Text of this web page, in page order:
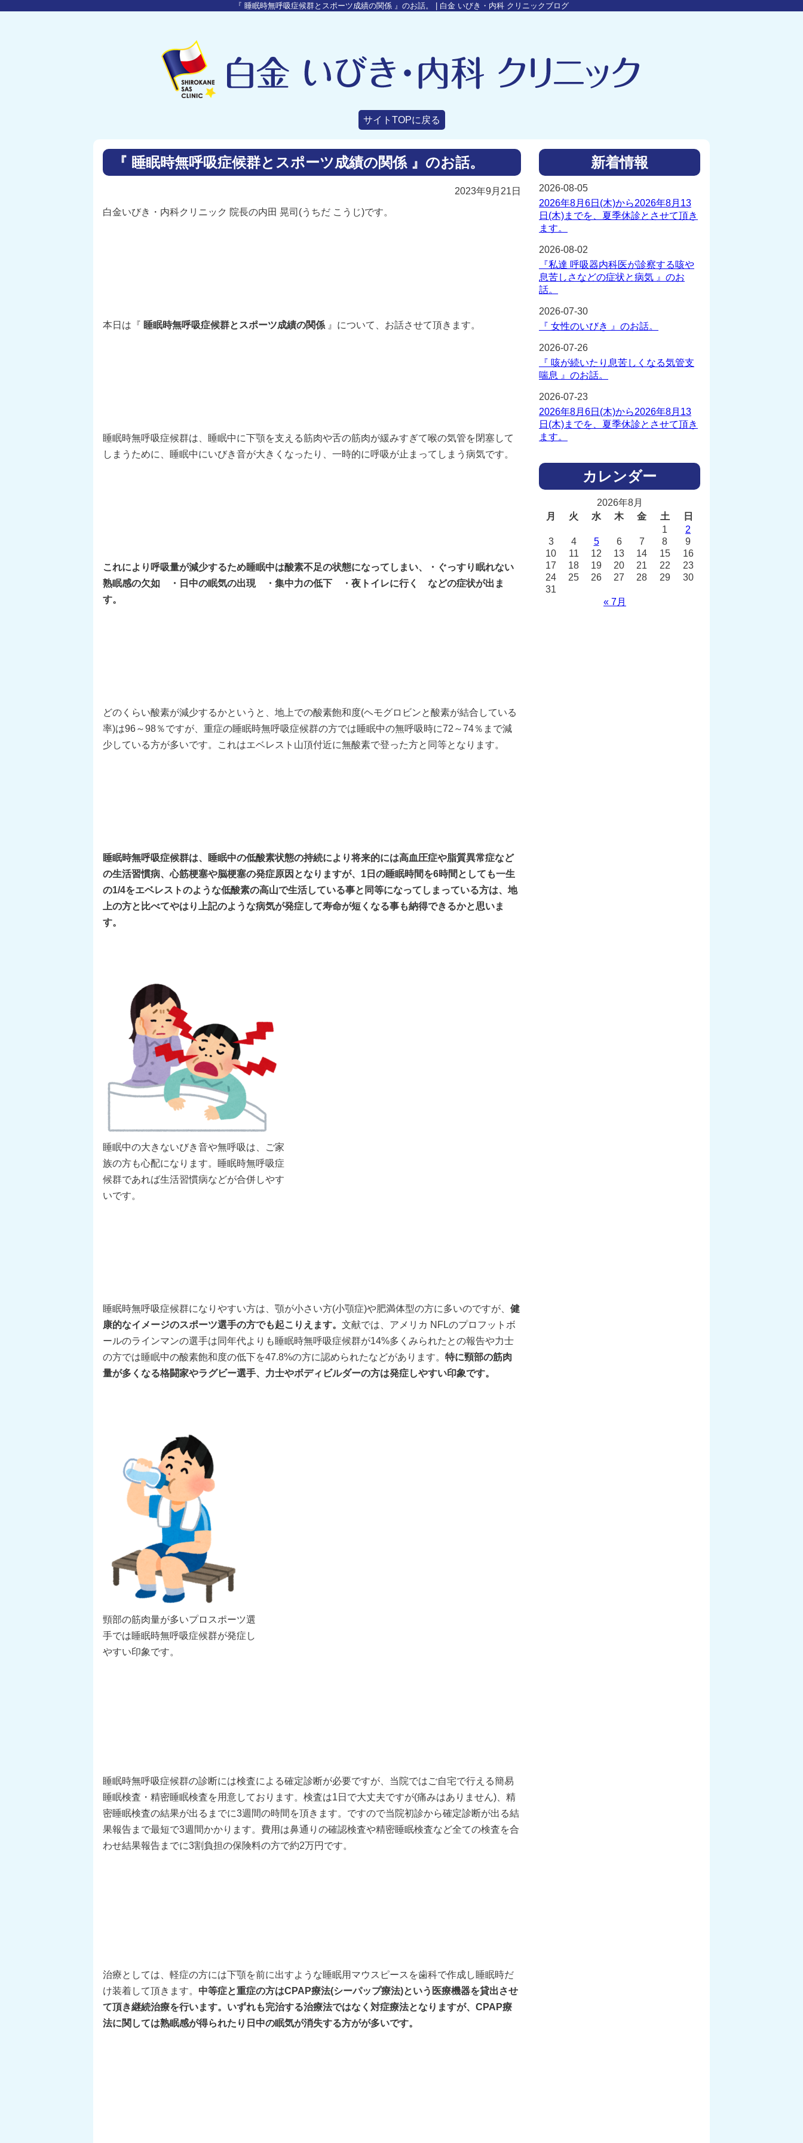
『 睡眠時無呼吸症候群とスポーツ成績の関係 』のお話。 | 白金 いびき・内科 クリニックブログ
サイトTOPに戻る
『 睡眠時無呼吸症候群とスポーツ成績の関係 』のお話。
2023年9月21日
白金いびき・内科クリニック 院長の内田 晃司(うちだ こうじ)です。
本日は『 睡眠時無呼吸症候群とスポーツ成績の関係 』について、お話させて頂きます。
睡眠時無呼吸症候群は、睡眠中に下顎を支える筋肉や舌の筋肉が緩みすぎて喉の気管を閉塞して
しまうために、睡眠中にいびき音が大きくなったり、一時的に呼吸が止まってしまう病気です。
これにより呼吸量が減少するため睡眠中は酸素不足の状態になってしまい、・ぐっすり眠れない
熟眠感の欠如 ・日中の眠気の出現 ・集中力の低下 ・夜トイレに行く などの症状が出ま
す。
どのくらい酸素が減少するかというと、地上での酸素飽和度(ヘモグロビンと酸素が結合している
率)は96～98％ですが、重症の睡眠時無呼吸症候群の方では睡眠中の無呼吸時に72～74％まで減
少している方が多いです。これはエベレスト山頂付近に無酸素で登った方と同等となります。
睡眠時無呼吸症候群は、睡眠中の低酸素状態の持続により将来的には高血圧症や脂質異常症など
の生活習慣病、心筋梗塞や脳梗塞の発症原因となりますが、1日の睡眠時間を6時間としても一生
の1/4をエベレストのような低酸素の高山で生活している事と同等になってしまっている方は、地
上の方と比べてやはり上記のような病気が発症して寿命が短くなる事も納得できるかと思いま
す。
睡眠中の大きないびき音や無呼吸は、ご家
族の方も心配になります。睡眠時無呼吸症
候群であれば生活習慣病などが合併しやす
いです。
睡眠時無呼吸症候群になりやすい方は、顎が小さい方(小顎症)や肥満体型の方に多いのですが、 健
康的なイメージのスポーツ選手の方でも起こりえます。 文献では、 アメリカ NFLのプロフットボ
ールのラインマンの選手は同年代よりも睡眠時無呼吸症候群が14%多くみられたとの報告や力士
の方では睡眠中の酸素飽和度の低下を47.8%の方に認められたなどがあります。 特に頸部の筋肉
量が多くなる格闘家やラグビー選手、力士やボディビルダーの方は発症しやすい印象です。
頸部の筋肉量が多いプロスポーツ選
手では睡眠時無呼吸症候群が発症し
やすい印象です。
睡眠時無呼吸症候群の診断には検査による確定診断が必要ですが、当院ではご自宅で行える簡易
睡眠検査・精密睡眠検査を用意しております。検査は1日で大丈夫ですが(痛みはありません)、精
密睡眠検査の結果が出るまでに3週間の時間を頂きます。ですので当院初診から確定診断が出る結
果報告まで最短で3週間かかります。費用は鼻通りの確認検査や精密睡眠検査など全ての検査を合
わせ結果報告までに3割負担の保険料の方で約2万円です。
治療としては、軽症の方には下顎を前に出すような睡眠用マウスピースを歯科で作成し睡眠時だ
け装着して頂きます。 中等症と重症の方はCPAP療法(シーパップ療法)という医療機器を貸出させ
て頂き継続治療を行います。いずれも完治する治療法ではなく対症療法となりますが、CPAP療
法に関しては熟眠感が得られたり日中の眠気が消失する方がが多いです。
新着情報
2026年8月6日(木)から2026年8月13
日(木)までを、夏季休診とさせて頂き
ます。
2026-08-05
『私達 呼吸器内科医が診察する咳や
息苦しさなどの症状と病気 』のお
話。
2026-08-02
『 女性のいびき 』のお話。
2026-07-30
『 咳が続いたり息苦しくなる気管支
喘息 』のお話。
2026-07-26
2026年8月6日(木)から2026年8月13
日(木)までを、夏季休診とさせて頂き
ます。
2026-07-23
カレンダー
2026年8月
月
火 水 木 金 土
日
1
2
3
4 5 6 7 8
9
10
11 12 13 14 15
16
17
18 19 20 21 22
23
24
25 26 27 28 29
30
31
« 7月